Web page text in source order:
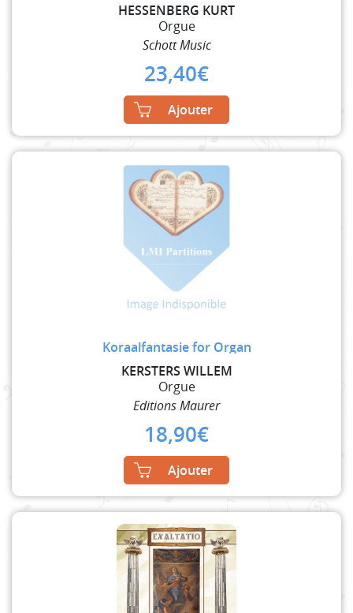
HESSENBERG KURT
Orgue
Schott Music
23,40€
Ajouter
Koraalfantasie for Organ
KERSTERS WILLEM
Orgue
Editions Maurer
18,90€
Ajouter